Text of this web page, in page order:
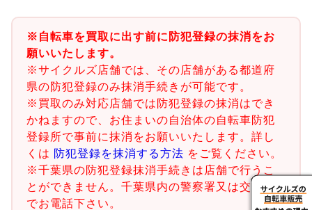
※自転車を買取に出す前に防犯登録の抹消をお
願いいたします。
※サイクルズ店舗では、その店舗がある都道府
県の防犯登録のみ抹消手続きが可能です。
※買取のみ対応店舗では防犯登録の抹消はでき
かねますので、お住まいの自治体の自転車防犯
登録所で事前に抹消をお願いいたします。詳し
くは 防犯登録を抹消する方法 をご覧ください。
※千葉県の防犯登録抹消手続きは店舗で行うこ
とができません。千葉県内の警察署又は交番ま
でお電話下さい。